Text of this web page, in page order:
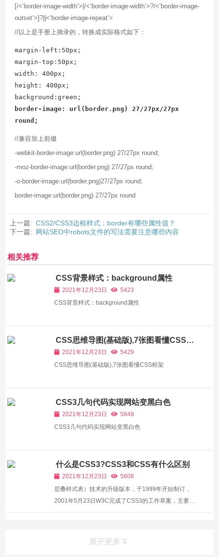
[/<‘border-image-width’>|/<‘border-image-width’>?/<‘border-image-
outset’>]?||<‘border-image-repeat’>
//以上是手册上摘录的，转换成实际格式如下：
margin-left:50px;
margin-top:50px;
width: 400px;
height: 400px;
border-image: url(border.png) 27/27px/27px
round;
//兼容加上前缀
-webkit-border-image:url(border.png) 27/27px round;
-moz-border-image:url(border.png) 27/27px round;
-o-border-image:url(border.png)27/27px round;
border-image:url(border.png) 27/27px round
上一篇: CSS2/CSS3边框样式：border有哪些属性值？
下一篇: 网站SEO中robots文件的写法需要注意哪些内容
相关推荐
CSS背景样式：background属性
2021年12月23日
5423
CSS背景样式：background属性
CSS思维导图(基础版),7张图看懂CSS框
架2021年12月23日
5429
CSS思维导图(基础版),7张图看懂CSS框架
CSS3几句代码实现网站变黑白色
2021年12月23日
5849
CSS3几句代码实现网站变黑白色
什么是CSS3?CSS3和CSS有什么区别
2021年12月23日
5608
层叠样式表）技术的升级版本，于1999年开始制订，
2001年5月23日W3C完成了CSS3的工作草案，主要包
括盒子模型、列表模块、超链接方式、语言模块、背景
展开更多